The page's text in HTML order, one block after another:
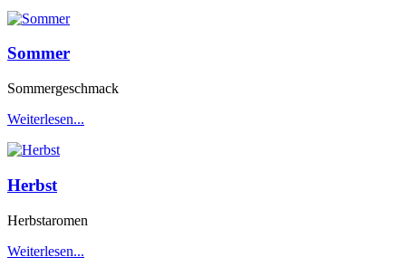
Sommer
Sommergeschmack
Weiterlesen...
Herbst
Herbstaromen
Weiterlesen...